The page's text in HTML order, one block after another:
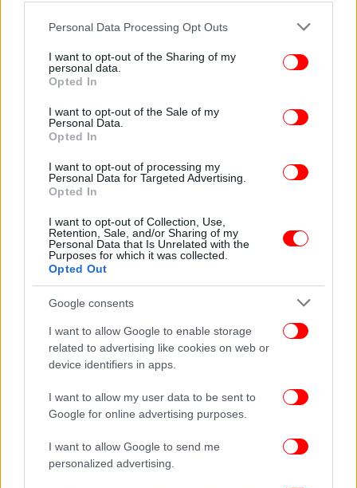
Please note that this website/app uses one or more Google
not limited to your visit or usage behaviour. You may click to
grant or deny consent to Google and its third-party tags to
use your data for below specified purposes in below Google
consent section.
Personal Data Processing Opt Outs
I want to opt-out of the Sharing of my
personal data.
Opted In
I want to opt-out of the Sale of my
Personal Data.
Opted In
I want to opt-out of processing my
Personal Data for Targeted Advertising.
Opted In
I want to opt-out of Collection, Use,
Retention, Sale, and/or Sharing of my
Personal Data that Is Unrelated with the
Purposes for which it was collected.
Opted Out
Google consents
I want to allow Google to enable storage
related to advertising like cookies on web or
device identifiers in apps.
I want to allow my user data to be sent to
Google for online advertising purposes.
I want to allow Google to send me
personalized advertising.
Ακολουθήστε το στο Google News